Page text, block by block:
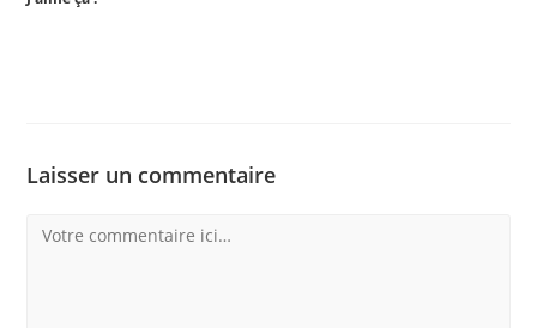
Laisser un commentaire
Comment